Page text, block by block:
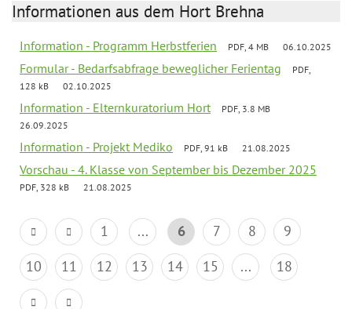
Informationen aus dem Hort Brehna
Information - Programm Herbstferien PDF, 4 MB 06.10.2025
Formular - Bedarfsabfrage beweglicher Ferientag
PDF,
128 kB
02.10.2025
Information - Elternkuratorium Hort
PDF, 3.8 MB
26.09.2025
Information - Projekt Mediko PDF, 91 kB 21.08.2025
Vorschau - 4. Klasse von September bis Dezember 2025
PDF, 328 kB 21.08.2025
1 ... 6 7 8
9
10
11 12 13 14 15 ... 18